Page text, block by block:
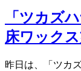
「ツカズ
床ワックス
昨日は、「ツカ